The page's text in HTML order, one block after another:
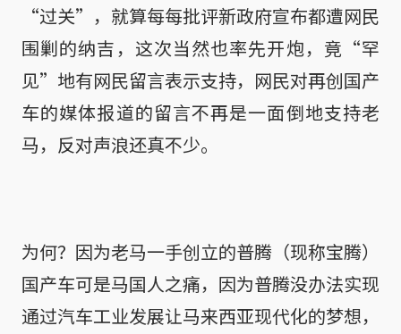
“过关”，就算每每批评新政府宣布都遭网民
围剿的纳吉，这次当然也率先开炮，竟“罕
见”地有网民留言表示支持，网民对再创国产
车的媒体报道的留言不再是一面倒地支持老
马，反对声浪还真不少。
为何？因为老马一手创立的普腾（现称宝腾）
国产车可是马国人之痛，因为普腾没办法实现
通过汽车工业发展让马来西亚现代化的梦想，